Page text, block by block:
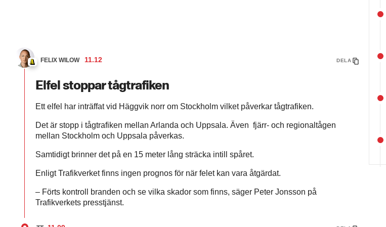
FELIX WILOW 11.12 DELA
Elfel stoppar tågtrafiken
Ett elfel har inträffat vid Häggvik norr om Stockholm vilket påverkar tågtrafiken.
Det är stopp i tågtrafiken mellan Arlanda och Uppsala. Även fjärr- och regionaltågen
mellan Stockholm och Uppsala påverkas.
Samtidigt brinner det på en 15 meter lång sträcka intill spåret.
Enligt Trafikverket finns ingen prognos för när felet kan vara åtgärdat.
– Förts kontroll branden och se vilka skador som finns, säger Peter Jonsson på
Trafikverkets presstjänst.